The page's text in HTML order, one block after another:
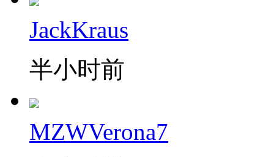
JackKraus
半小时前
MZWVerona7